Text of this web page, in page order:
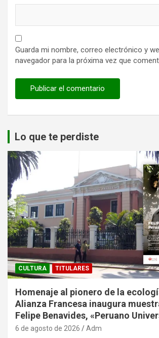
Guarda mi nombre, correo electrónico y
navegador para la próxima vez que
Lo que te perdiste
CULTURA TITULARES
Homenaje al pionero de la
Alianza Francesa inaugura
Felipe Benavides, «Peruano
6 de agosto de 2026 Adm